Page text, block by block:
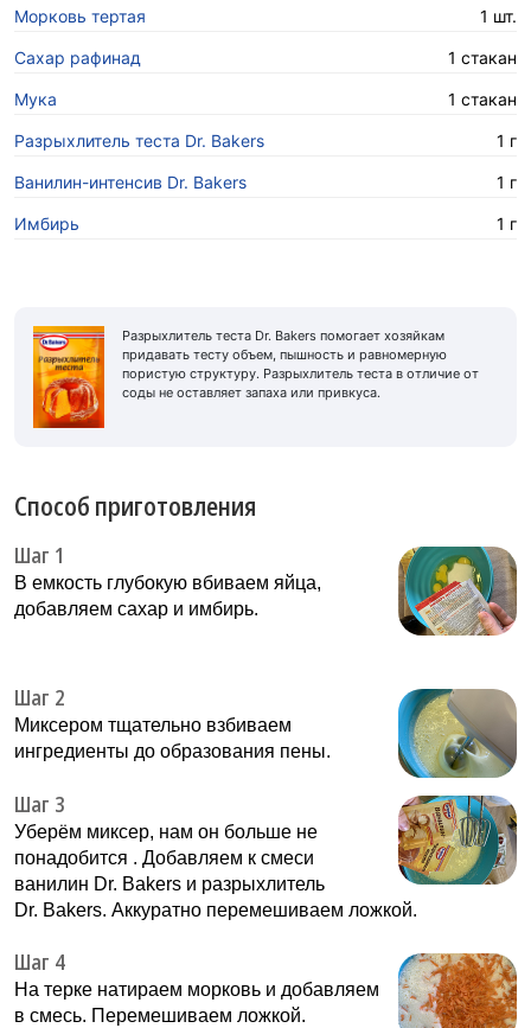
Морковь тертая 1 шт.
Сахар рафинад 1 стакан
Мука 1 стакан
Разрыхлитель теста Dr. Bakers 1 г
Ванилин-интенсив Dr. Bakers 1 г
Имбирь 1 г
Разрыхлитель теста Dr. Bakers помогает хозяйкам
придавать тесту объем, пышность и равномерную
пористую структуру. Разрыхлитель теста в отличие от
соды не оставляет запаха или привкуса.
Способ приготовления
Шаг 1
В емкость глубокую вбиваем яйца,
добавляем сахар и имбирь.
Шаг 2
Миксером тщательно взбиваем
ингредиенты до образования пены.
Шаг 3
Уберём миксер, нам он больше не
понадобится . Добавляем к смеси
ванилин Dr. Bakers и разрыхлитель
Dr. Bakers. Аккуратно перемешиваем ложкой.
Шаг 4
На терке натираем морковь и добавляем
в смесь. Перемешиваем ложкой.